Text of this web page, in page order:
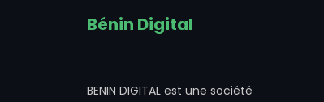
Bénin Digital
BENIN DIGITAL est une société